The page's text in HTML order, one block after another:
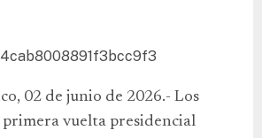
02 de junio de 2026.- Los
primera vuelta presidencial